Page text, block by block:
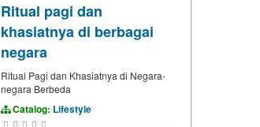
Ritual pagi dan
khasiatnya di berbagai
negara
Ritual Pagi dan Khasiatnya di Negara-
negara Berbeda
Catalog: Lifestyle